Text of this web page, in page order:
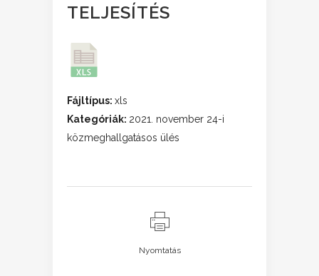
TELJESÍTÉS
Fájltípus: xls
Kategóriák: 2021. november 24-i
közmeghallgatásos ülés
Nyomtatás